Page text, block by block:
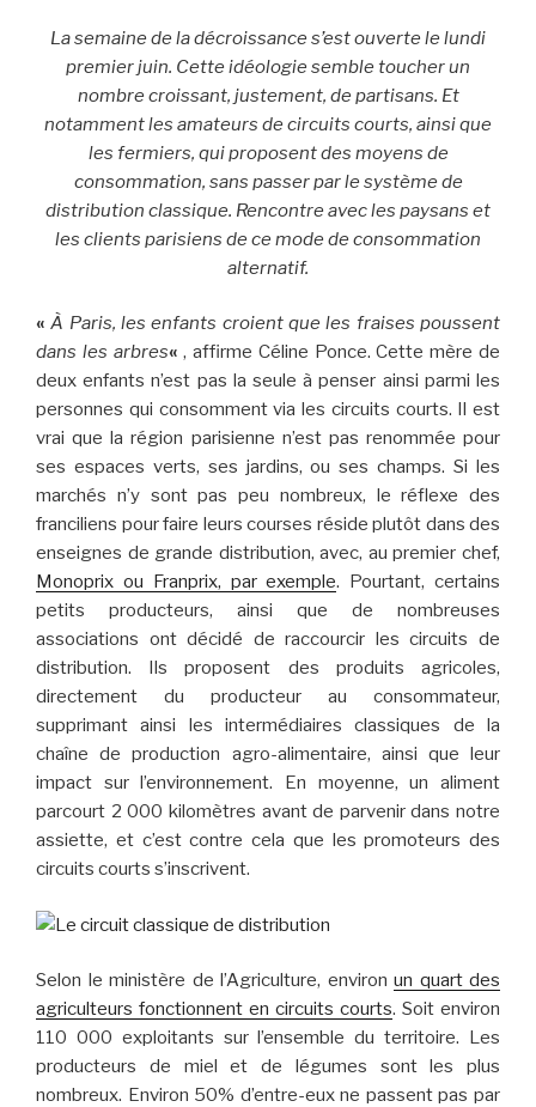
! »
La semaine de la décroissance s’est ouverte le lundi
premier juin. Cette idéologie semble toucher un
nombre croissant, justement, de partisans. Et
notamment les amateurs de circuits courts, ainsi que
les fermiers, qui proposent des moyens de
consommation, sans passer par le système de
distribution classique. Rencontre avec les paysans et
les clients parisiens de ce mode de consommation
alternatif.
«À Paris, les enfants croient que les fraises poussent
dans les arbres«, affirme Céline Ponce. Cette mère de
deux enfants n’est pas la seule à penser ainsi parmi les
personnes qui consomment via les circuits courts. Il est
vrai que la région parisienne n’est pas renommée pour
ses espaces verts, ses jardins, ou ses champs. Si les
marchés n’y sont pas peu nombreux, le réflexe des
franciliens pour faire leurs courses réside plutôt dans des
enseignes de grande distribution, avec, au premier chef,
Monoprix ou Franprix, par exemple. Pourtant, certains
petits producteurs, ainsi que de nombreuses
associations ont décidé de raccourcir les circuits de
distribution. Ils proposent des produits agricoles,
directement du producteur au consommateur,
supprimant ainsi les intermédiaires classiques de la
chaîne de production agro-alimentaire, ainsi que leur
impact sur l’environnement. En moyenne, un aliment
parcourt 2 000 kilomètres avant de parvenir dans notre
assiette, et c’est contre cela que les promoteurs des
circuits courts s’inscrivent.
Selon le ministère de l’Agriculture, environ un quart des
agriculteurs fonctionnent en circuits courts. Soit environ
110 000 exploitants sur l’ensemble du territoire. Les
producteurs de miel et de légumes sont les plus
nombreux. Environ 50% d’entre-eux ne passent pas par